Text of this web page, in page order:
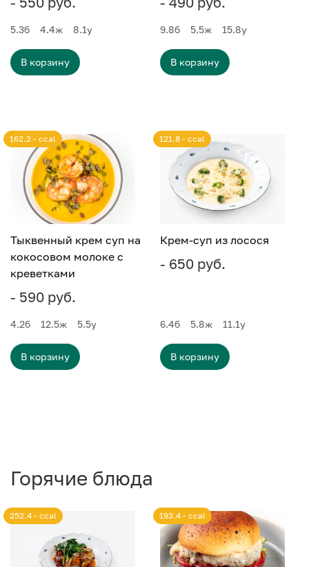
5.3б 4.4ж 8.1у
В корзину
9.8б 5.5ж 15.8у
В корзину
Тыквенный крем суп на
кокосовом молоке с
креветками
- 590 руб.
162.2 - ccal
4.2б 12.5ж 5.5у
В корзину
Крем-суп из лосося
- 650 руб.
121.8 - ccal
6.4б 5.8ж 11.1у
В корзину
Горячие блюда
252.4 - ccal 193.4 - ccal